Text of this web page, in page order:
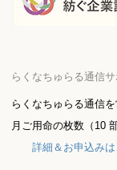
らくなちゅらる通信
らくなちゅらる通信
月ご用命の枚数（10
詳細＆お申込みは